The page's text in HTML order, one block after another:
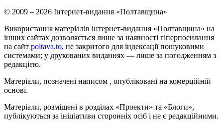
© 2009 – 2026 Інтернет-видання «Полтавщина»
Використання матеріалів інтернет-видання «Полтавщина» на
інших сайтах дозволяється лише за наявності гіперпосилання
на сайт poltava.to, не закритого для індексації пошуковими
системами; у друкованих виданнях — лише за погодженням з
редакцією.
Матеріали, позначені написом , опубліковані на комерційній
основі.
Матеріали, розміщені в розділах «Проекти» та «Блоги»,
публікуються за ініціативи сторонніх осіб і не є редакційними.